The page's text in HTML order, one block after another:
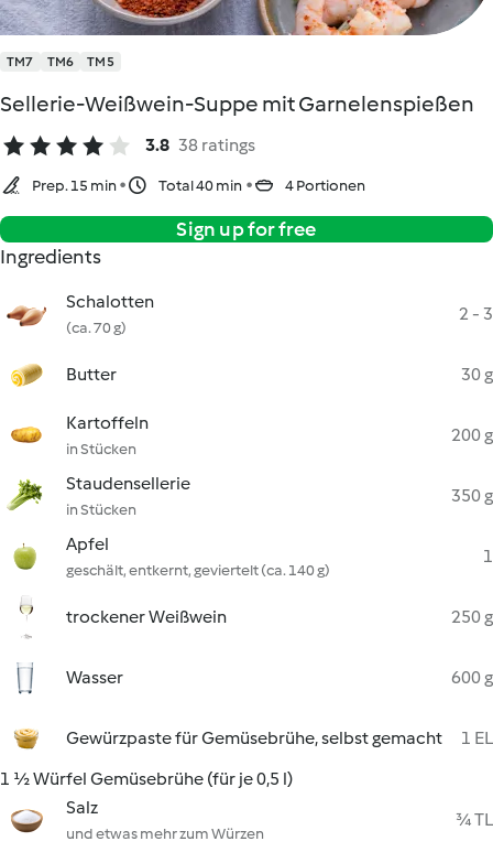
TM7 TM6 TM5
Sellerie-Weißwein-Suppe mit Garnelenspießen
3.8 38 ratings
Prep. 15 min Total 40 min 4 Portionen
Sign up for free
Ingredients
Schalotten
(ca. 70 g)
2 - 3
Butter 30 g
Kartoffeln
in Stücken
200 g
Staudensellerie
in Stücken
350 g
Apfel
geschält, entkernt, geviertelt (ca. 140 g)
1
trockener Weißwein 250 g
Wasser 600 g
Gewürzpaste für Gemüsebrühe, selbst gemacht
1 EL
1 ½ Würfel Gemüsebrühe (für je 0,5 l)
Salz
und etwas mehr zum Würzen
¾ TL